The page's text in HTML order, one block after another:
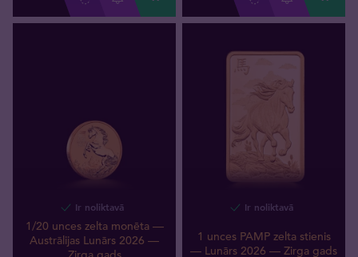
Ir noliktavā
1/20 unces zelta monēta —
Austrālijas Lunārs 2026 —
Ir noliktavā
1 unces PAMP zelta stienis
— Lunārs 2026 — Zirga gads